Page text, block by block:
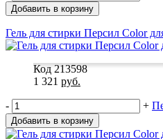
Добавить в корзину
Гель для стирки Персил Color
Код 213598
1 321 руб.
- +
Добавить в корзину